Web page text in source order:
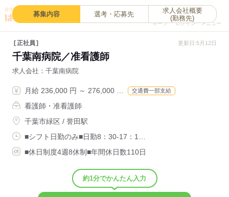
キープ
0
ログイン メニュー
募集内容 選考・応募先
求人会社概要
(勤務先)
正社員 更新日:5月12日
千葉南病院／准看護師
求人会社 千葉南病院
月給 236,000 円 ～ 276,000 … 交通費一部支給
看護師・准看護師
千葉市緑区 / 誉田駅
■シフト日勤のみ■日勤8：30-17：1…
■休日制度4週8休制■年間休日数110日
約1分でかんたん入力